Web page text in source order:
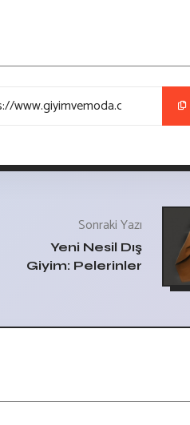
Sonraki Yazı
Yeni Nesil Dış
Giyim: Pelerinler